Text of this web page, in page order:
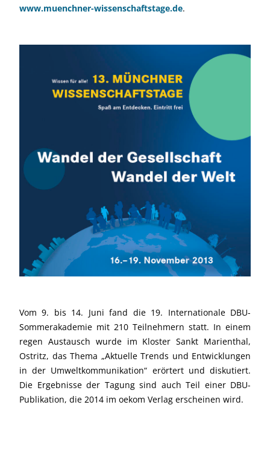
www.muenchner-wissenschaftstage.de.
Vom 9. bis 14. Juni fand die 19. Internationale DBU-
Sommer­aka­demie mit 210 Teilnehmern statt. In einem
regen Austausch wurde im Kloster Sankt Marienthal,
Ostritz, das Thema „Aktuelle Trends und Entwicklungen
in der Umweltkommunikation“ erörtert und diskutiert.
Die Ergebnisse der Tagung sind auch Teil einer DBU-
Publikation, die 2014 im oekom Verlag erscheinen wird.